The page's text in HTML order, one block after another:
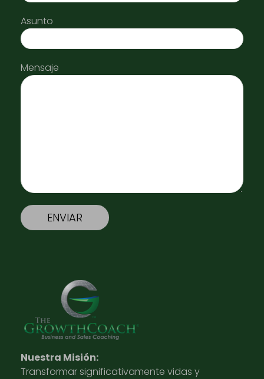
Asunto
Mensaje
Nuestra Misión:
Transformar significativamente vidas y